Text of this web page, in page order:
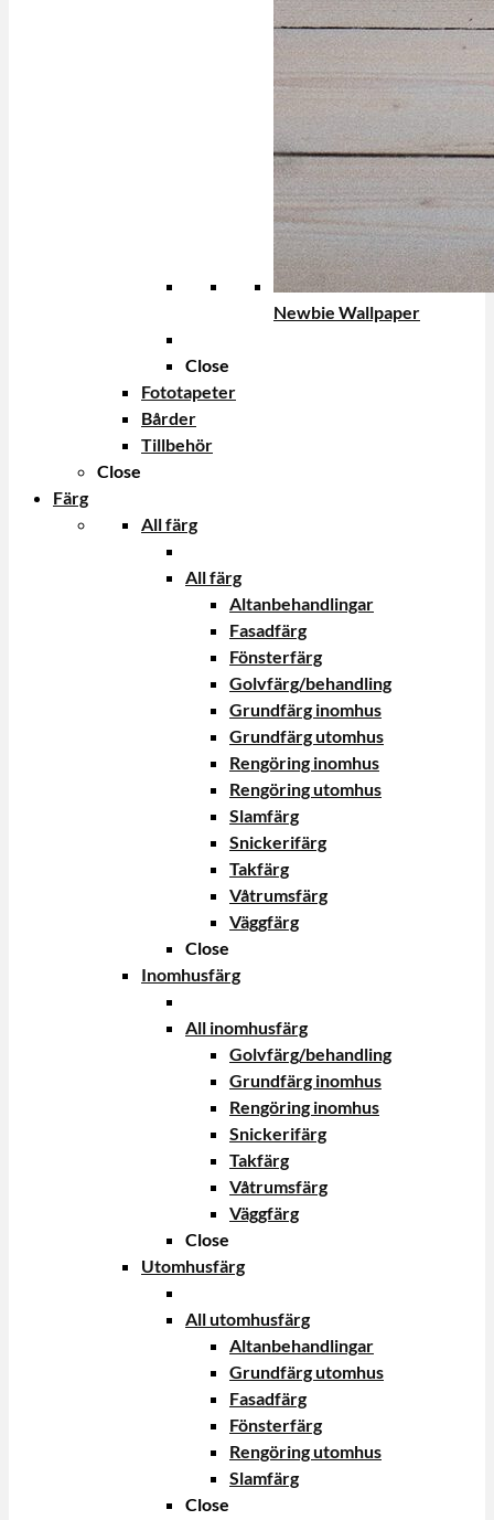
Newbie Wallpaper
Close
Fototapeter
Bårder
Tillbehör
Close
Färg
All färg
All färg
Altanbehandlingar
Fasadfärg
Fönsterfärg
Golvfärg/behandling
Grundfärg inomhus
Grundfärg utomhus
Rengöring inomhus
Rengöring utomhus
Slamfärg
Snickerifärg
Takfärg
Våtrumsfärg
Väggfärg
Close
Inomhusfärg
All inomhusfärg
Golvfärg/behandling
Grundfärg inomhus
Rengöring inomhus
Snickerifärg
Takfärg
Våtrumsfärg
Väggfärg
Close
Utomhusfärg
All utomhusfärg
Altanbehandlingar
Grundfärg utomhus
Fasadfärg
Fönsterfärg
Rengöring utomhus
Slamfärg
Close